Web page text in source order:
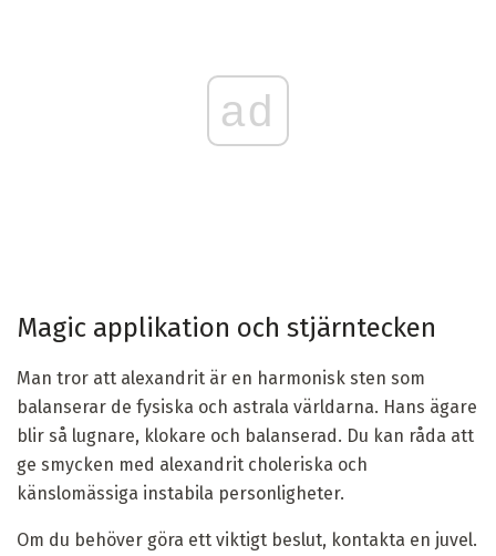
ad
Magic applikation och stjärntecken
Man tror att alexandrit är en harmonisk sten som
balanserar de fysiska och astrala världarna. Hans ägare
blir så lugnare, klokare och balanserad. Du kan råda att
ge smycken med alexandrit choleriska och
känslomässiga instabila personligheter.
Om du behöver göra ett viktigt beslut, kontakta en juvel.